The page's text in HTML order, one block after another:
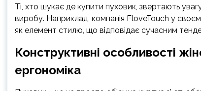
Ті, хто шукає де купити пуховик, звертають
виробу. Наприклад, компанія FloveTouch у
як елемент стилю, що відповідає сучасним
Конструктивні особливості
ергономіка